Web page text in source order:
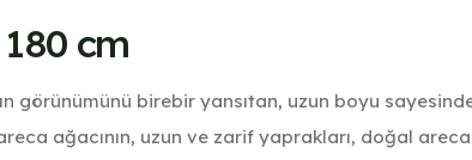
cm
görünümünü birebir yansıtan, uzun boyu
ağacının, uzun ve zarif yaprakları, doğal